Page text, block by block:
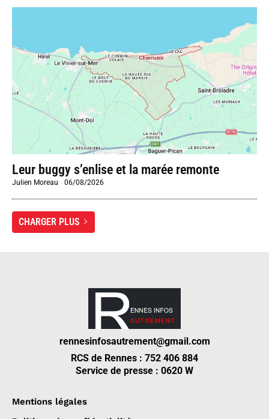
Leur buggy s’enlise et la marée remonte
Julien Moreau -06/08/2026
CHARGER PLUS
rennesinfosautrement@gmail.com
RCS de Rennes : 752 406 884
Service de presse : 0620 W
Mentions légales